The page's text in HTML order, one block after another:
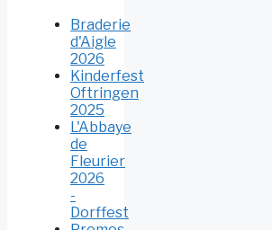
Braderie
d'Aigle
2026
Kinderfest
Oftringen
2025
L'Abbaye
de
Fleurier
2026
-
Dorffest